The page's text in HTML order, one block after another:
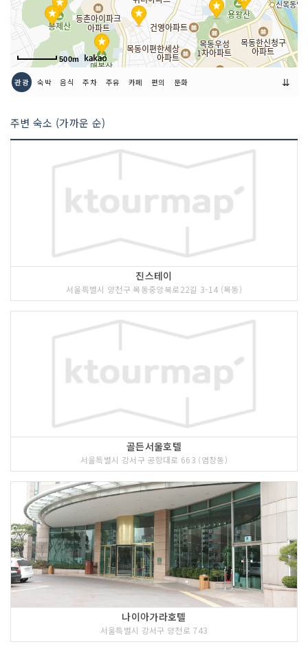
500m
관광 숙박 음식 주차 주유 카페 편의 문화 ⇊
주변 숙소 (가까운 순)
진스테이
서울특별시 양천구 목동중앙북로22길 3-14 (목동)
골든서울호텔
서울특별시 강서구 공항대로 663 (염창동)
나이아가라호텔
서울특별시 강서구 양천로 743